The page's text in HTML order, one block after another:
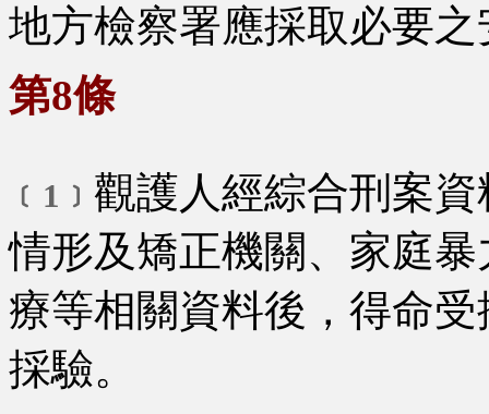
地方檢察署應採取必要
第8條
﹝1﹞ 觀護人經綜合刑案
情形及矯正機關、家庭
療等相關資料後，得命
採驗。